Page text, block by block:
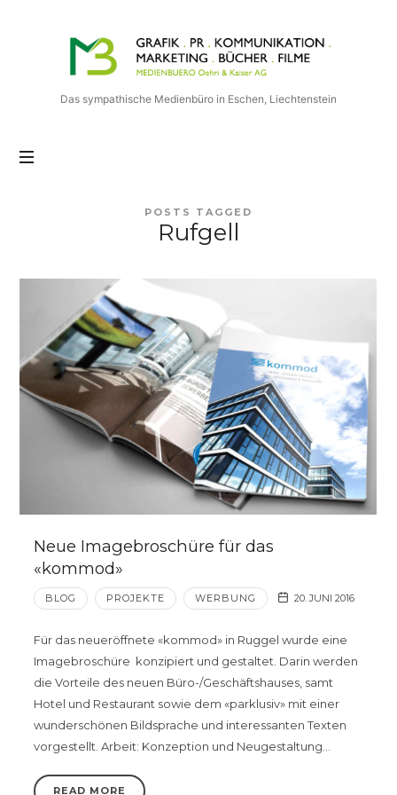
Medienbuero
Oehri
&
Kaiser
AG
Das sympathische Medienbüro in Eschen, Liechtenstein
POSTS TAGGED
Rufgell
Neue Imagebroschüre für das
«kommod»
BLOG PROJEKTE WERBUNG 20. JUNI 2016
Für das neueröffnete «kommod» in Ruggel wurde eine
Imagebroschüre konzipiert und gestaltet. Darin werden
die Vorteile des neuen Büro-/Geschäftshauses, samt
Hotel und Restaurant sowie dem «parklusiv» mit einer
wunderschönen Bildsprache und interessanten Texten
vorgestellt. Arbeit: Konzeption und Neugestaltung…
READ MORE